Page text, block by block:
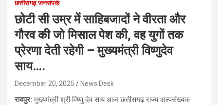
छत्तीसगढ़ जनसंपर्क
छोटी सी उम्र में साहिबजादों ने वीरता और
गौरव की जो मिसाल पेश की, वह युगों तक
प्रेरणा देती रहेगी – मुख्यमंत्री विष्णुदेव
साय….
December 20, 2025 News Desk
रायपुर: मुख्यमंत्री श्री विष्णु देव साय आज छत्तीसगढ़ राज्य अल्पसंख्यक